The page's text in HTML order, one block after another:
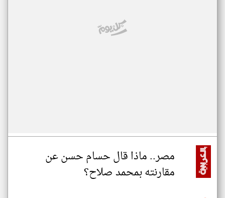
مصر.. ماذا قال حسام حسن عن
مقارنته بمحمد صلاح؟